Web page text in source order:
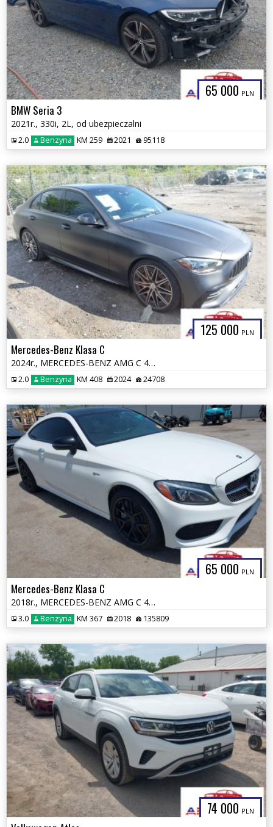
65 000 PLN
BMW Seria 3
2021r., 330i, 2L, od ubezpieczalni
2.0 Benzyna KM 259 2021 95118
125 000 PLN
Mercedes-Benz Klasa C
2024r., MERCEDES-BENZ AMG C 43 4MATIC, 2L, od ubezpieczalni
2.0 Benzyna KM 408 2024 24708
65 000 PLN
Mercedes-Benz Klasa C
2018r., MERCEDES-BENZ AMG C 43 4MATIC, 3L, od ubezpieczalni
3.0 Benzyna KM 367 2018 135809
74 000 PLN